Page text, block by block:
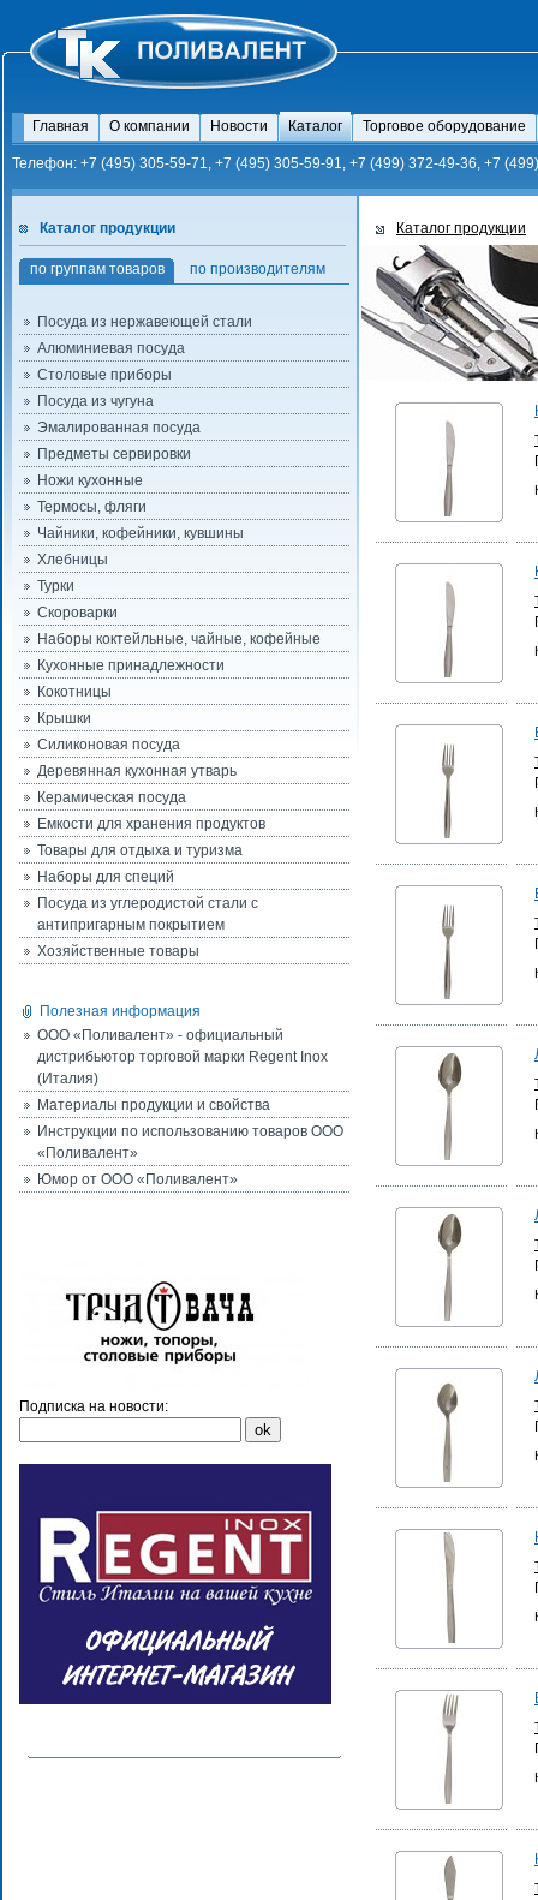
Главная О компании Новости Каталог Торговое оборудование
Телефон: +7 (495) 305-59-71, +7 (495) 305-59-91, +7 (499) 372-49-36, +7
Каталог продукции
по группам товаров по производителям
Посуда из нержавеющей стали
Алюминиевая посуда
Столовые приборы
Посуда из чугуна
Эмалированная посуда
Предметы сервировки
Ножи кухонные
Термосы, фляги
Чайники, кофейники, кувшины
Хлебницы
Турки
Скороварки
Наборы коктейльные, чайные, кофейные
Кухонные принадлежности
Кокотницы
Крышки
Силиконовая посуда
Деревянная кухонная утварь
Керамическая посуда
Емкости для хранения продуктов
Товары для отдыха и туризма
Наборы для специй
Посуда из углеродистой стали с
антипригарным покрытием
Хозяйственные товары
Полезная информация
ООО «Поливалент» - официальный
дистрибьютор торговой марки Regent Inox
(Италия)
Материалы продукции и свойства
Инструкции по использованию товаров ООО
«Поливалент»
Юмор от ООО «Поливалент»
Подписка на новости:
Каталог продукции